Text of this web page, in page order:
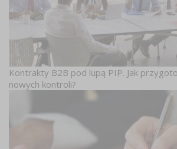
Kontrakty B2B pod lupą PIP. Jak
nowych kontroli?